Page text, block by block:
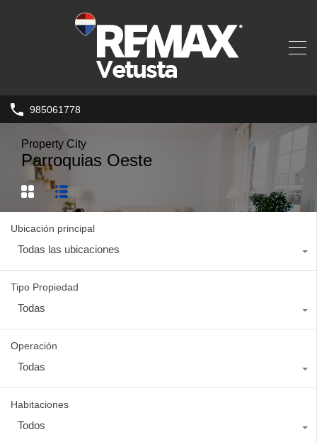
985061778
Property City
Parroquias Oeste
Ubicación principal
Todas las ubicaciones
Tipo Propiedad
Todas
Operación
Todas
Habitaciones
Todos